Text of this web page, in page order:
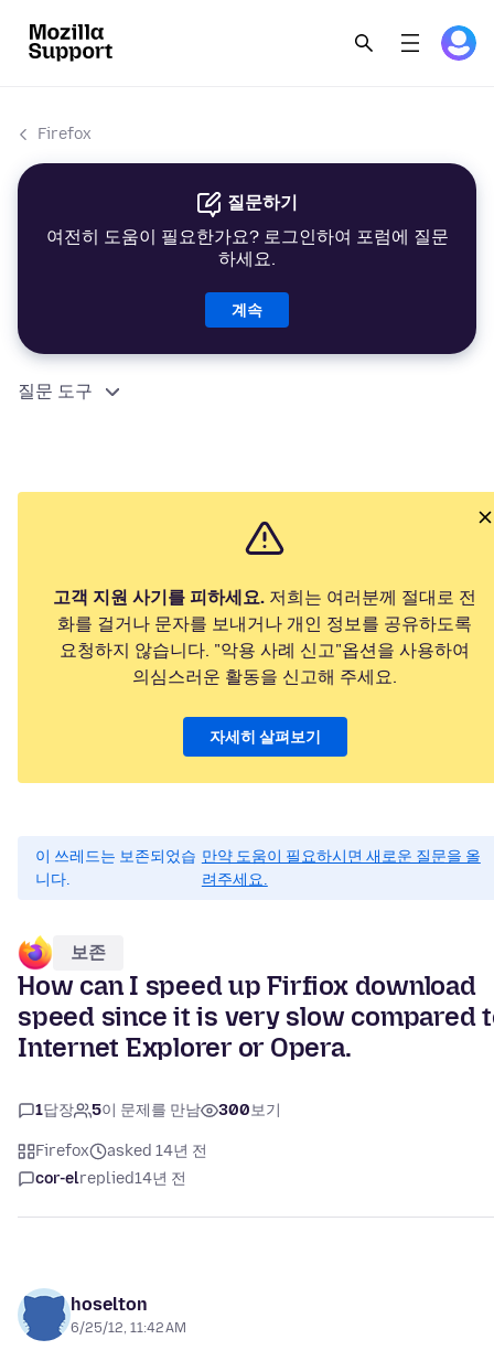
Firefox
질문하기
여전히 도움이 필요한가요? 로그인하여 포럼에 질문
하세요.
계속
질문 도구
고객 지원 사기를 피하세요. 저희는 여러분께 절대로 전
화를 걸거나 문자를 보내거나 개인 정보를 공유하도록
요청하지 않습니다. "악용 사례 신고"옵션을 사용하여
의심스러운 활동을 신고해 주세요.
자세히 살펴보기
이 쓰레드는 보존되었습
니다.
만약 도움이 필요하시면 새로운 질문을 올
려주세요.
보존
How can I speed up Firfiox download
speed since it is very slow compared
Internet Explorer or Opera.
1답장 5이 문제를 만남 300보기
Firefox
asked 14년 전
cor-elreplied14년 전
hoselton
6/25/12, 11:42 AM